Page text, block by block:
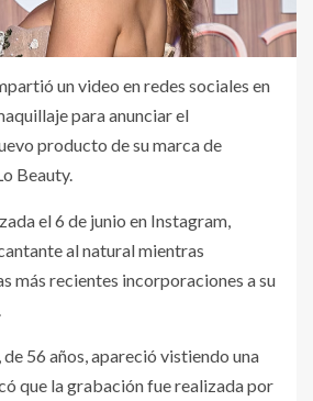
un video en redes sociales en
para anunciar el
producto de su marca de
Beauty.
el 6 de junio en Instagram,
al natural mientras
más recientes incorporaciones a su
56 años, apareció vistiendo una
que la grabación fue realizada por